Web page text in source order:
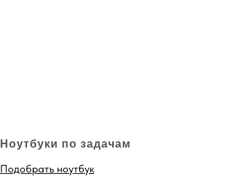
Ноутбуки по задачам
Подобрать ноутбук